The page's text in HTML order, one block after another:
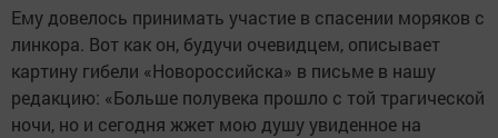
Ему довелось принимать участие в спасении моряков с
линкора. Вот как он, будучи очевидцем, описывает
картину гибели «Новороссийска» в письме в нашу
редакцию: «Больше полувека прошло с той трагической
ночи, но и сегодня жжет мою душу увиденное на